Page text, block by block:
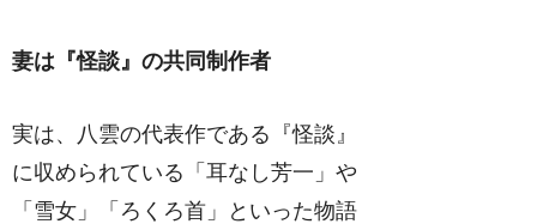
妻は『怪談』の共同制作者
実は、八雲の代表作である『怪談』
に収められている「耳なし芳一」や
「雪女」「ろくろ首」といった物語